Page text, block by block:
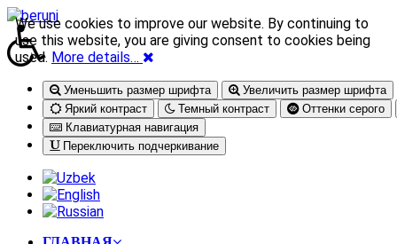
Уменьшить размер шрифта
Увеличить размер шрифта
Яркий контраст
Темный контраст
Оттенки серого
Клавиатурная навигация
Переключить подчеркивание
We use cookies to improve our website. By continuing to
use this website, you are giving consent to cookies being
used. More details…